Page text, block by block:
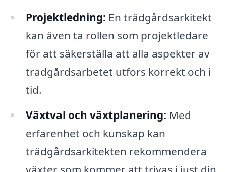
Projektledning: En trädgårdsarkitekt
kan även ta rollen som projektledare
för att säkerställa att alla aspekter av
trädgårdsarbetet utförs korrekt och i
tid.
Växtval och växtplanering: Med
erfarenhet och kunskap kan
trädgårdsarkitekten rekommendera